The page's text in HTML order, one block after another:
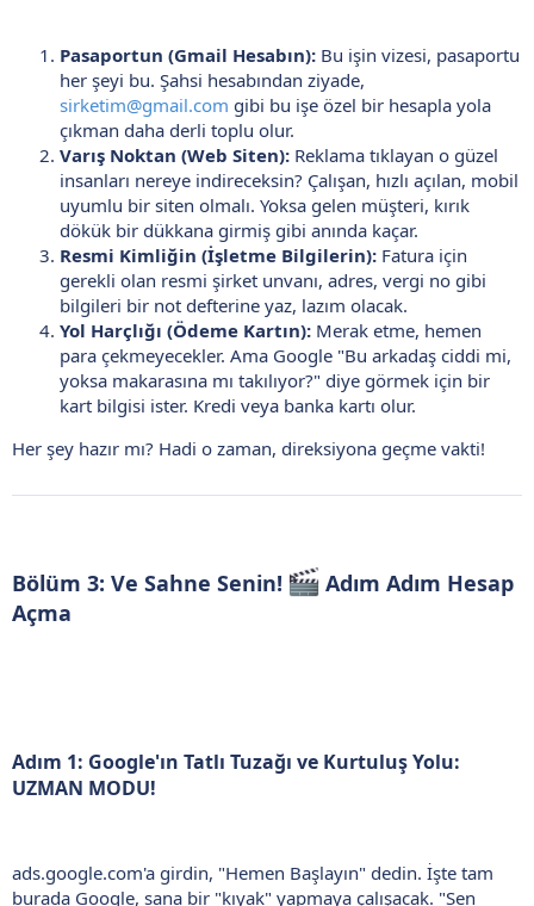
Pasaportun (Gmail Hesabın): Bu işin vizesi, pasaportu
her şeyi bu. Şahsi hesabından ziyade,
sirketim@gmail.com gibi bu işe özel bir hesapla yola
çıkman daha derli toplu olur.
Varış Noktan (Web Siten): Reklama tıklayan o güzel
insanları nereye indireceksin? Çalışan, hızlı açılan, mobil
uyumlu bir siten olmalı. Yoksa gelen müşteri, kırık
dökük bir dükkana girmiş gibi anında kaçar.
Resmi Kimliğin (İşletme Bilgilerin): Fatura için
gerekli olan resmi şirket unvanı, adres, vergi no gibi
bilgileri bir not defterine yaz, lazım olacak.
Yol Harçlığı (Ödeme Kartın): Merak etme, hemen
para çekmeyecekler. Ama Google "Bu arkadaş ciddi mi,
yoksa makarasına mı takılıyor?" diye görmek için bir
kart bilgisi ister. Kredi veya banka kartı olur.
Her şey hazır mı? Hadi o zaman, direksiyona geçme vakti!
Bölüm 3: Ve Sahne Senin!
Adım Adım Hesap
Açma
Adım 1: Google'ın Tatlı Tuzağı ve Kurtuluş Yolu:
UZMAN MODU!
ads.google.com'a girdin, "Hemen Başlayın" dedin. İşte tam
burada Google, sana bir "kıyak" yapmaya çalışacak. "Sen